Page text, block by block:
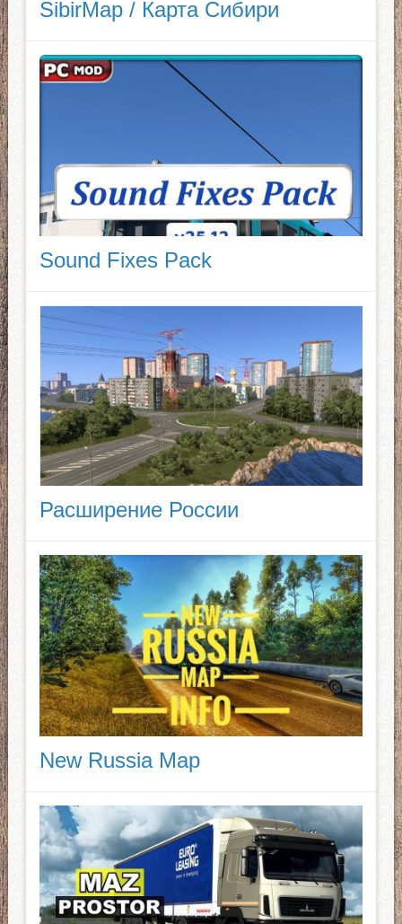
SibirMap / Карта Сибири
Sound Fixes Pack
Расширение России
New Russia Map